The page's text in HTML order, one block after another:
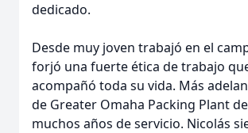
dedicado.
Desde muy joven trabajó en el
forjó una fuerte ética de trabajo
acompañó toda su vida. Más
de Greater Omaha Packing Plant
muchos años de servicio. Nicolás